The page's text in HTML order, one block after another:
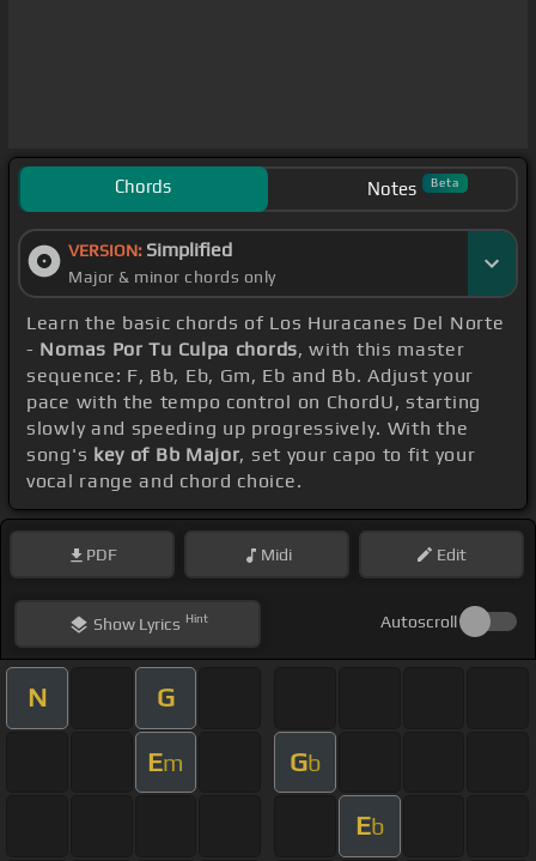
Chords Notes Beta
VERSION: Simplified
Major & minor chords only
Learn the basic chords of Los Huracanes Del Norte
- Nomas Por Tu Culpa chords, with this master
sequence: F, Bb, Eb, Gm, Eb and Bb. Adjust your
pace with the tempo control on ChordU, starting
slowly and speeding up progressively. With the
song's key of Bb Major, set your capo to fit your
vocal range and chord choice.
PDF Midi Edit
ShowLyrics Hint Autoscroll
N G
Em Gb
Eb